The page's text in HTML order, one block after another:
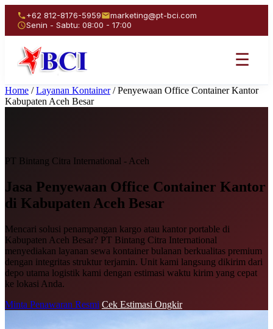
+62 812-8176-5959
marketing@pt-bci.com
Senin - Sabtu: 08:00 - 17:00
☰
Home / Layanan Kontainer / Penyewaan Office Container Kantor
Kabupaten Aceh Besar
PT Bintang Citra International - Aceh
Jasa Penyewaan Office Container Kantor
di Kabupaten Aceh Besar
Mencari solusi penampangan kargo atau kantor portable di
Kabupaten Aceh Besar? PT Bintang Citra International
menyediakan layanan sewa kontainer bulanan berkualitas premium
dengan integritas struktur terjamin. Unit kami langsung dikirim dari
depo utama logistik kami dengan estimasi waktu kirim yang cepat
ke lokasi Anda.
Minta Penawaran Resmi Cek Estimasi Ongkir